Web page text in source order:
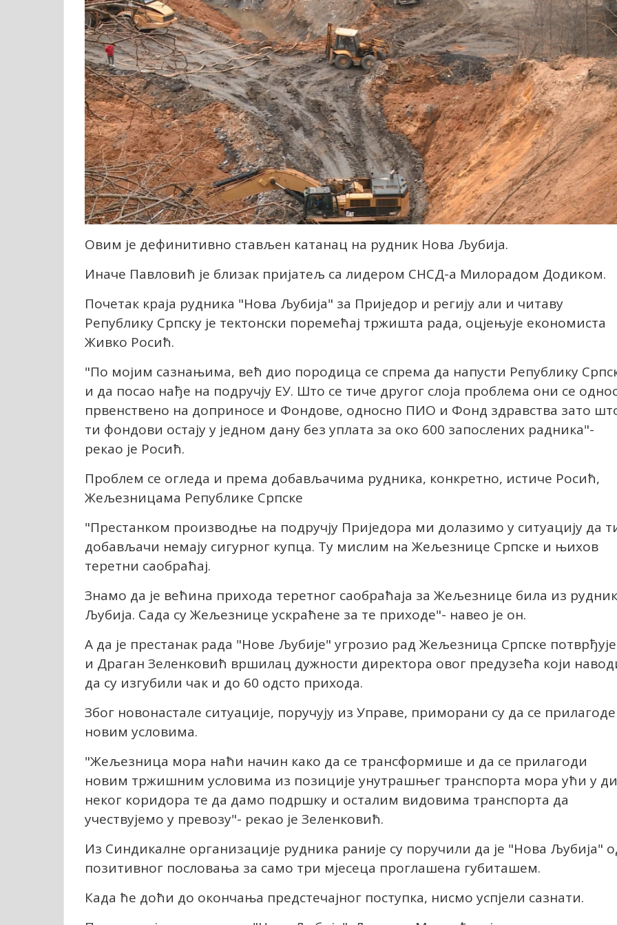
Овим је дефинитивно стављен катанац на рудник Нова Љубија.
Иначе Павловић је близак пријатељ са лидером СНСД-а Милорадом Додиком.
Почетак краја рудника "Нова Љубија" за Приједор и регију али и читаву
Републику Српску је тектонски поремећај тржишта рада, оцјењује економиста
Живко Росић.
"По мојим сазнањима, већ дио породица се спрема да напусти Републику
и да посао нађе на подручју ЕУ. Што се тиче другог слоја проблема они се
првенствено на доприносе и Фондове, односно ПИО и Фонд здравства зато
ти фондови остају у једном дану без уплата за око 600 запослених радника"-
рекао је Росић.
Проблем се огледа и према добављачима рудника, конкретно, истиче Росић,
Жељезницама Републике Српске
"Престанком производње на подручју Приједора ми долазимо у ситуацију да
добављачи немају сигурног купца. Ту мислим на Жељезнице Српске и њихов
теретни саобраћај.
Знамо да је већина прихода теретног саобраћаја за Жељезнице била из
Љубија. Сада су Жељезнице ускраћене за те приходе"- навео је он.
А да је престанак рада "Нове Љубије" угрозио рад Жељезница Српске потврђује
и Драган Зеленковић вршилац дужности директора овог предузећа који
да су изгубили чак и до 60 одсто прихода.
Због новонастале ситуације, поручују из Управе, приморани су да се прилагоде
новим условима.
"Жељезница мора наћи начин како да се трансформише и да се прилагоди
новим тржишним условима из позиције унутрашњег транспорта мора ући у
неког коридора те да дамо подршку и осталим видовима транспорта да
учествујемо у превозу"- рекао је Зеленковић.
Из Синдикалне организације рудника раније су поручили да је "Нова Љубија"
позитивног пословања за само три мјесеца проглашена губиташем.
Када ће доћи до окончања предстечајног поступка, нисмо успјели сазнати.